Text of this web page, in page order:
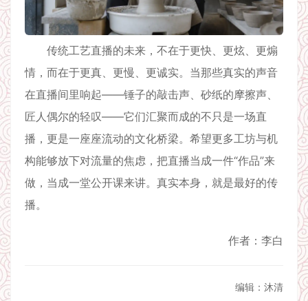
传统工艺直播的未来，不在于更快、更炫、更煽
情，而在于更真、更慢、更诚实。当那些真实的声音
在直播间里响起——锤子的敲击声、砂纸的摩擦声、
匠人偶尔的轻叹——它们汇聚而成的不只是一场直
播，更是一座座流动的文化桥梁。希望更多工坊与机
构能够放下对流量的焦虑，把直播当成一件“作品”来
做，当成一堂公开课来讲。真实本身，就是最好的传
播。
作者：李白
编辑：沐清